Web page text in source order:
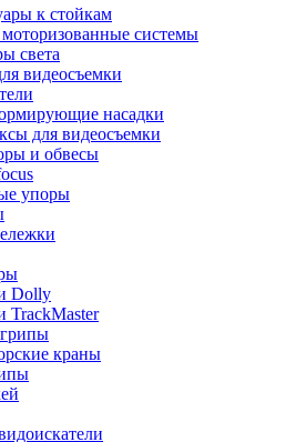
к стойкам
системы
света
видеосъемки
насадки
для видеосъемки
и обвесы
упоры
Dolly
TrackMaster
краны